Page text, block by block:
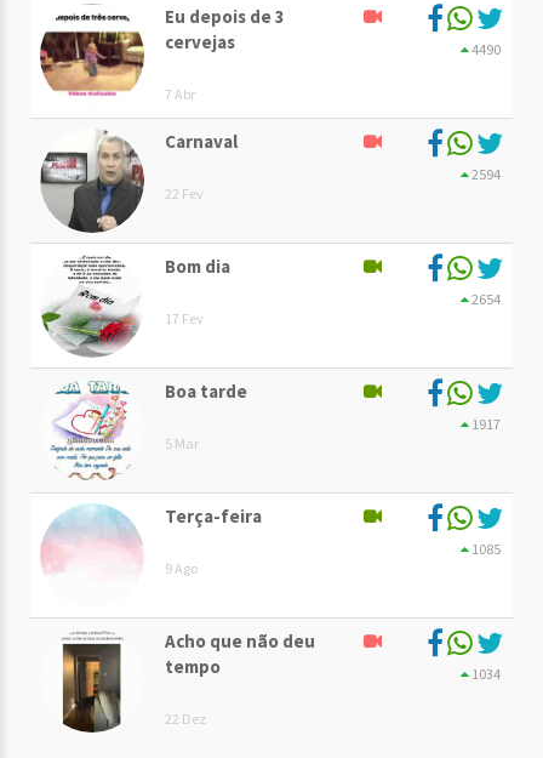
Eu depois de 3
cervejas
7 Abr
4490
Carnaval
22 Fev
2594
Bom dia
17 Fev
2654
Boa tarde
5 Mar
1917
Terça-feira
9 Ago
1085
Acho que não deu
tempo
22 Dez
1034